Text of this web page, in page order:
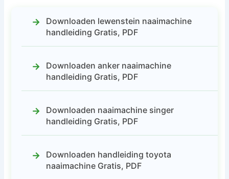
Downloaden lewenstein naaimachine
handleiding Gratis, PDF
Downloaden anker naaimachine
handleiding Gratis, PDF
Downloaden naaimachine singer
handleiding Gratis, PDF
Downloaden handleiding toyota
naaimachine Gratis, PDF